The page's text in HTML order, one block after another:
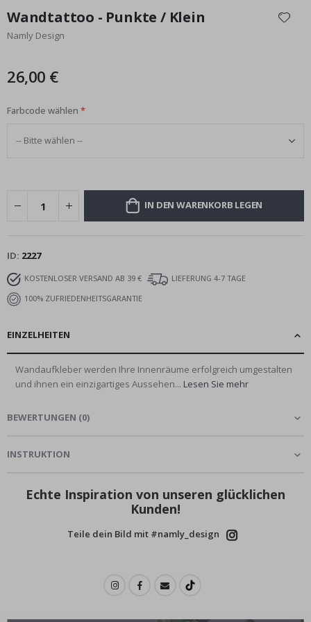
der
Bildgalerie
Wandtattoo - Punkte / Klein
Namly Design
26,00 €
Farbcode wählen
IN DEN WARENKORB LEGEN
ID 2227
KOSTENLOSER VERSAND AB 39 €
LIEFERUNG 4-7 TAGE
100% ZUFRIEDENHEITSGARANTIE
EINZELHEITEN
Wandaufkleber werden Ihre Innenräume erfolgreich umgestalten
und ihnen ein einzigartiges Aussehen... Lesen Sie mehr
BEWERTUNGEN (0)
INSTRUKTION
Echte Inspiration von unseren glücklichen
Kunden!
Teile dein Bild mit #namly_design